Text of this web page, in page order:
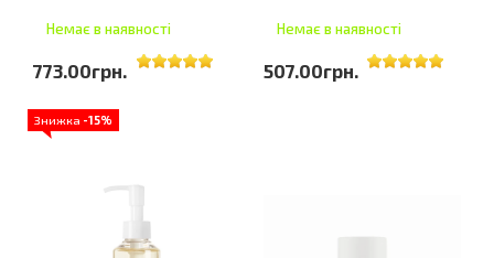
Немає в наявності
773.00грн.
Немає в наявності
507.00грн.
Знижка -15%